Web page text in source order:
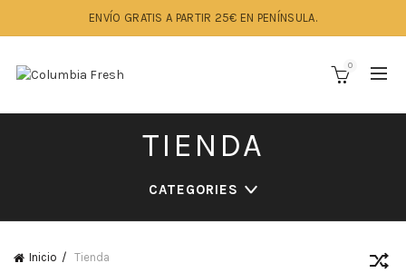
ENVÍO GRATIS A PARTIR 25€ EN PENÍNSULA.
0
TIENDA
CATEGORIES
Inicio Tienda